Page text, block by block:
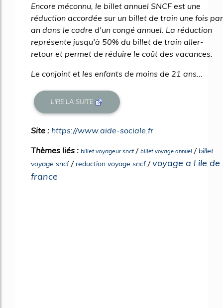
Encore méconnu, le billet annuel SNCF est une
réduction accordée sur un billet de train une fois par
an dans le cadre d'un congé annuel. La réduction
représente jusqu'à 50% du billet de train aller-
retour et permet de réduire le coût des vacances.
Le conjoint et les enfants de moins de 21 ans...
LIRE LA SUITE
Site : https://www.aide-sociale.fr
Thèmes liés : billet voyageur sncf/ billet voyage annuel /billet
voyage sncf /reduction voyage sncf /voyage a l ile de
france